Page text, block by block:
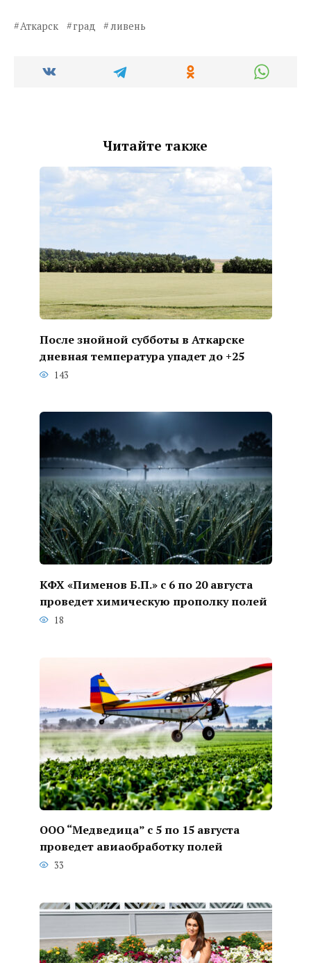
Аткарск град ливень
Читайте также
После знойной субботы в Аткарске
дневная температура упадет до +25
143
КФХ «Пименов Б.П.» с 6 по 20 августа
проведет химическую прополку полей
18
ООО “Медведица” с 5 по 15 августа
проведет авиаобработку полей
33